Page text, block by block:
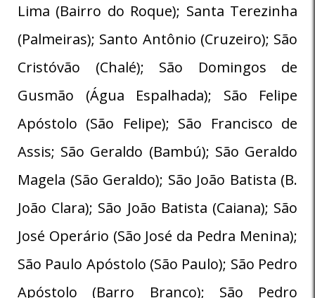
Lima (Bairro do Roque); Santa Terezinha
(Palmeiras); Santo Antônio (Cruzeiro); São
Cristóvão (Chalé); São Domingos de
Gusmão (Água Espalhada); São Felipe
Apóstolo (São Felipe); São Francisco de
Assis; São Geraldo (Bambú); São Geraldo
Magela (São Geraldo); São João Batista (B.
João Clara); São João Batista (Caiana); São
José Operário (São José da Pedra Menina);
São Paulo Apóstolo (São Paulo); São Pedro
Apóstolo (Barro Branco); São Pedro